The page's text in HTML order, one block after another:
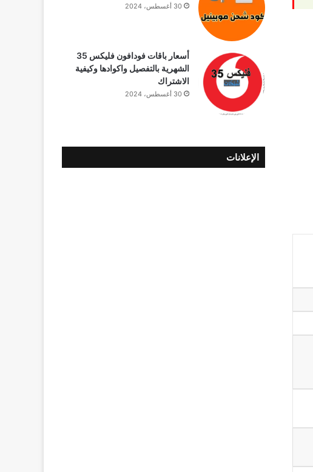
30 أغسطس، 2024
أسعار باقات فودافون فلیکس 35
الشهرية بالتفصيل واكوادها وكيفية
الاشتراك
30 أغسطس، 2024
الإعلانات